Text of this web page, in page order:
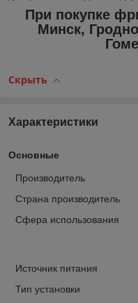
При покупке
Минск,
Скрыть
Характеристики
Основные
Производитель
Страна производитель
Сфера использования
Источник питания
Тип установки